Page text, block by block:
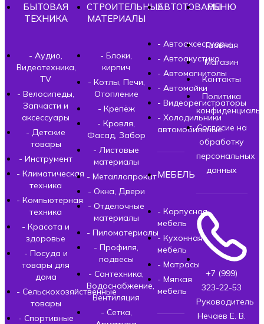
БЫТОВАЯ
ТЕХНИКА
- Аудио,
Видеотехника,
TV
- Велосипеды,
Запчасти и
аксессуары
- Детские
товары
- Инструмент
- Климатическая
техника
- Компьютерная
техника
- Красота и
здоровье
- Посуда и
товары для
дома
- Сельскохозяйственные
товары
- Спортивные
СТРОИТЕЛЬНЫЕ
МАТЕРИАЛЫ
- Блоки,
кирпич
- Котлы, Печи,
Отопление
- Крепёж
- Кровля,
Фасад, Забор
- Листовые
материалы
- Металлопрокат
- Окна, Двери
- Отделочные
материалы
- Пиломатериалы
- Профиля,
подвесы
- Сантехника,
Водоснабжение,
Вентиляция
- Сетка,
АВТОТОВАРЫ
- Автоаксессуары
- Автоакустика
- Автомагнитолы
- Автомойки
- Видеорегистраторы
- Холодильники
автомобильные
МЕБЕЛЬ
- Корпусная
мебель
- Кухонная
мебель
- Матрасы
- Мягкая
мебель
МЕНЮ
Главная
Магазин
Контакты
Политика
Согласие на
обработку
персональных
данных
+7 (999)
323-22-53
Руководитель
Нечаев Е. В.